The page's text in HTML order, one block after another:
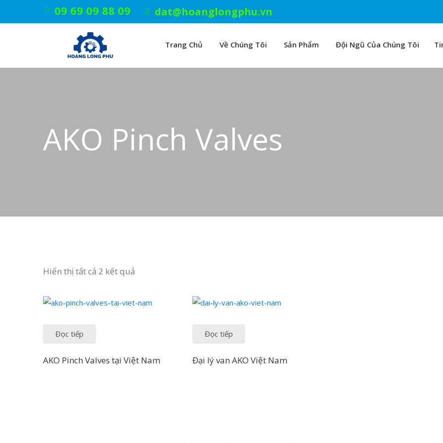
09 69 09 88 09 dat@hoanglongphu.vn
Trang Chủ Về Chúng Tôi Sản Phẩm Đội Ngũ Của Chúng Tôi
AKO Pinch Valves
Hiển thị tất cả 2 kết quả
Đọc tiếp
AKO Pinch Valves tại Việt Nam
Đọc tiếp
Đại lý van AKO Việt Nam